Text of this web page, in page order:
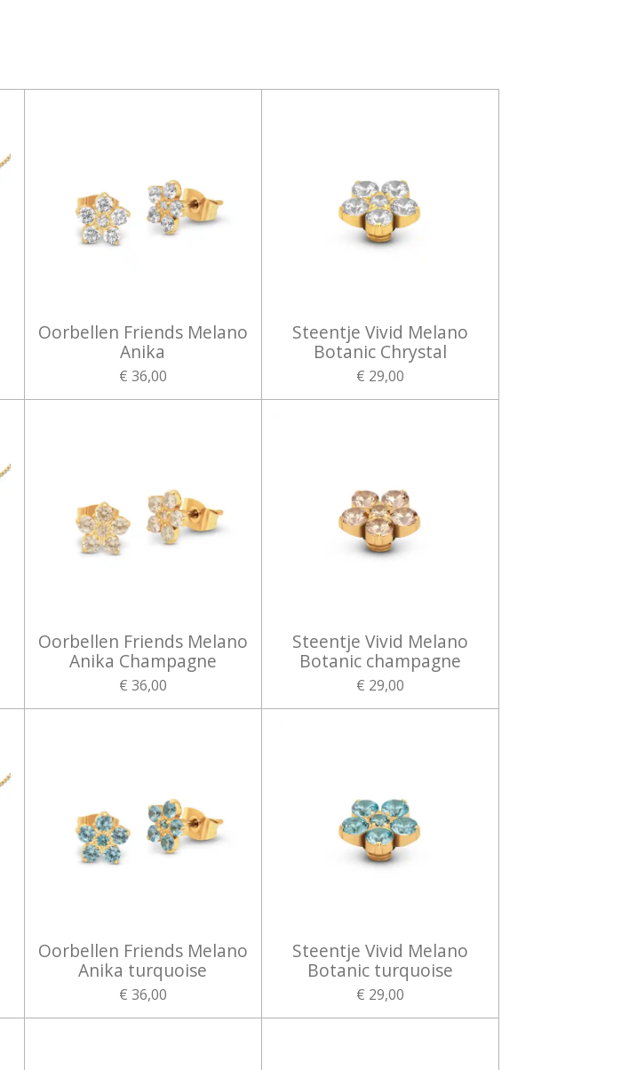
Oorbellen Friends Melano
Anika
€ 36,00
Steentje Vivid Melano
Botanic Chrystal
€ 29,00
Oorbellen Friends Melano
Anika Champagne
€ 36,00
Steentje Vivid Melano
Botanic champagne
€ 29,00
Oorbellen Friends Melano
Anika turquoise
€ 36,00
Steentje Vivid Melano
Botanic turquoise
€ 29,00